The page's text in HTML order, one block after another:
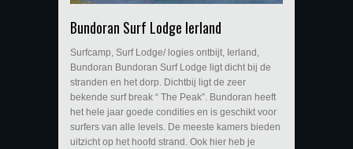
Bundoran Surf Lodge Ierland
Surfcamp, Surf Lodge/ logies ontbijt, Ierland,
Bundoran Bundoran Surf Lodge ligt dicht bij de
stranden en het dorp. Dichtbij ligt de zeer
bekende surf break “ The Peak”. Bundoran heeft
het hele jaar goede condities en is geschikt voor
surfers van alle levels. De meeste kamers bieden
uitzicht op het hoofd strand. Ook hier heb je